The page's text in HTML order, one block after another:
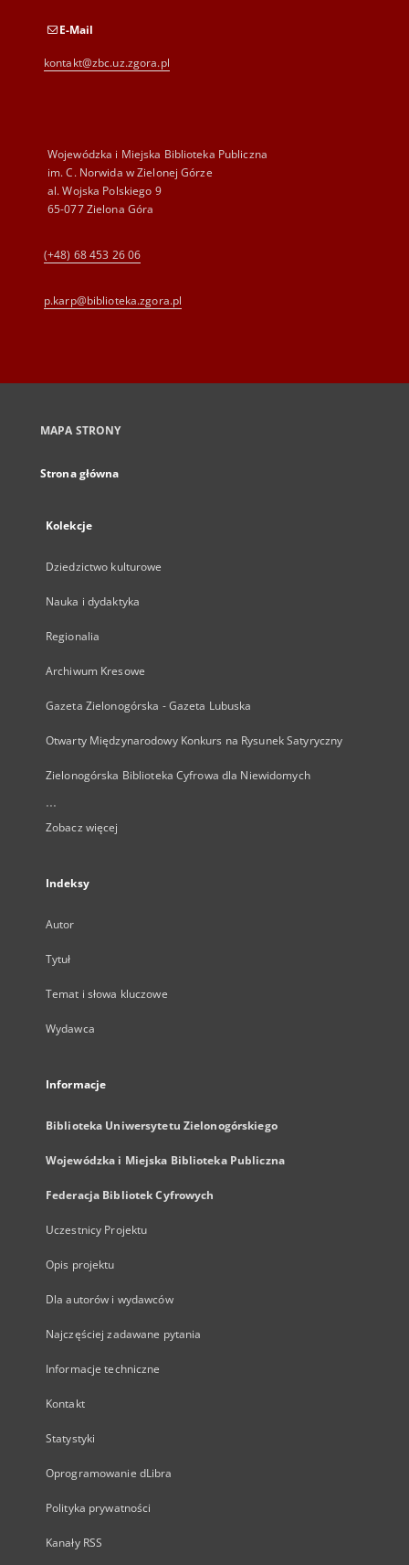
E-Mail
kontakt@zbc.uz.zgora.pl
Wojewódzka i Miejska Biblioteka Publiczna
im. C. Norwida w Zielonej Górze
al. Wojska Polskiego 9
65-077 Zielona Góra
(+48) 68 453 26 06
p.karp@biblioteka.zgora.pl
MAPA STRONY
Strona główna
Kolekcje
Dziedzictwo kulturowe
Nauka i dydaktyka
Regionalia
Archiwum Kresowe
Gazeta Zielonogórska - Gazeta Lubuska
Otwarty Międzynarodowy Konkurs na Rysunek Satyryczny
Zielonogórska Biblioteka Cyfrowa dla Niewidomych
...
Zobacz więcej
Indeksy
Autor
Tytuł
Temat i słowa kluczowe
Wydawca
Informacje
Biblioteka Uniwersytetu Zielonogórskiego
Wojewódzka i Miejska Biblioteka Publiczna
Federacja Bibliotek Cyfrowych
Uczestnicy Projektu
Opis projektu
Dla autorów i wydawców
Najczęściej zadawane pytania
Informacje techniczne
Kontakt
Statystyki
Oprogramowanie dLibra
Polityka prywatności
Kanały RSS